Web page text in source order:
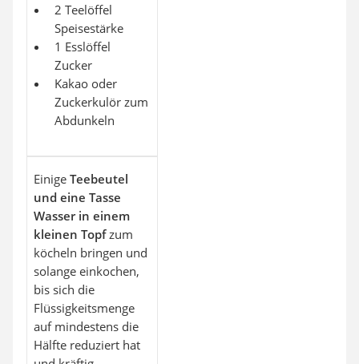
2 Teelöffel
Speisestärke
1 Esslöffel
Zucker
Kakao oder
Zuckerkulör zum
Abdunkeln
Einige Teebeutel
und eine Tasse
Wasser in einem
kleinen Topfzum
köcheln bringen und
solange einkochen,
bis sich die
Flüssigkeitsmenge
auf mindestens die
Hälfte reduziert hat